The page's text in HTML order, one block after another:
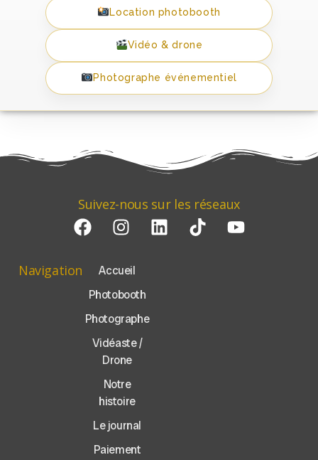
Location photobooth
Vidéo & drone
Photographe événementiel
Suivez-nous sur les réseaux
Navigation
Accueil
Photobooth
Photographe
Vidéaste /
Drone
Notre
histoire
Le journal
Paiement